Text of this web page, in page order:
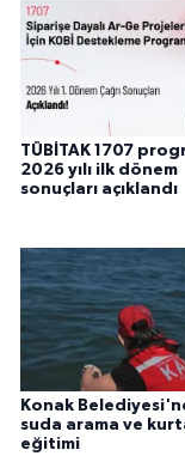
TÜBİTAK 1707
2026 yılı ilk dönem
sonuçları açıklandı
Konak
suda arama ve
eğitimi